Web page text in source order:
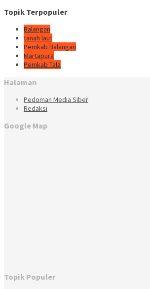
Topik Terpopuler
Balangan
tanah laut
Pemkab Balangan
Martapura
Pemkab Tala
Halaman
Pedoman Media Siber
Redaksi
Google Map
Topik Populer